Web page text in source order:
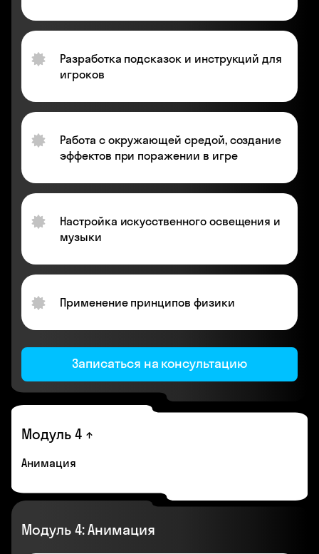
Разработка подсказок и инструкций для
игроков
Работа с окружающей средой, создание
эффектов при поражении в игре
Настройка искусственного освещения и
музыки
Применение принципов физики
Записаться на консультацию
Модуль 4
Анимация
Модуль 4: Анимация